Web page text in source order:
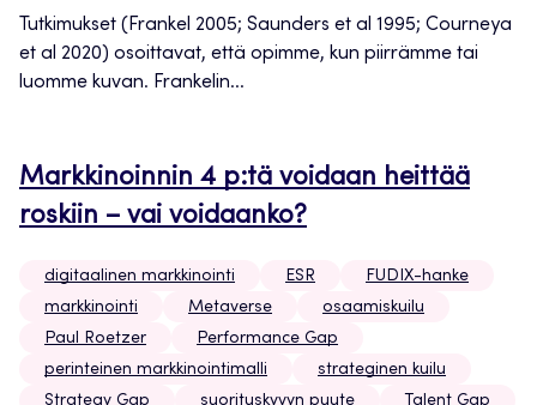
Tutkimukset (Frankel 2005; Saunders et al 1995; Courneya
et al 2020) osoittavat, että opimme, kun piirrämme tai
luomme kuvan. Frankelin...
Markkinoinnin 4 p:tä voidaan heittää
roskiin – vai voidaanko?
digitaalinen markkinointi ESR
FUDIX-hanke
markkinointi
Metaverse
osaamiskuilu
Paul Roetzer
Performance Gap
perinteinen markkinointimalli
strateginen kuilu